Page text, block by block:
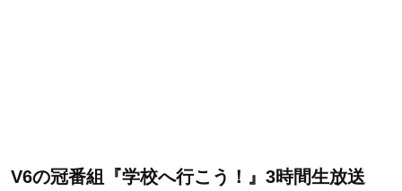
V6の冠番組『学校へ行こう！』3時間生放送